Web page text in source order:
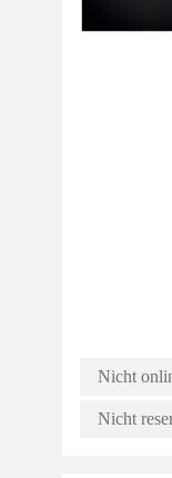
Nicht
Nicht